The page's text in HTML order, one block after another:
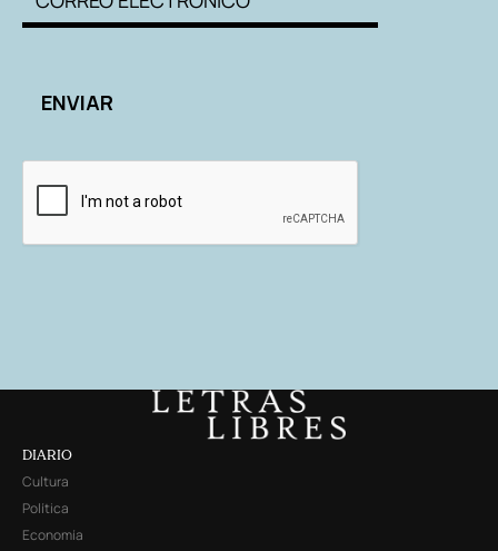
DIARIO
Cultura
Política
Economía